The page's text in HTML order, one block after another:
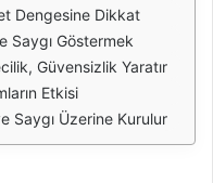
Dengesine Dikkat
Saygı Göstermek
Güvensizlik Yaratır
Etkisi
Saygı Üzerine Kurulur